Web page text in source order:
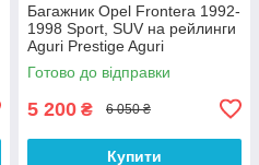
Багажник Opel Frontera 1992-
1998 Sport, SUV на рейлинги
Aguri Prestige Aguri
Готово до відправки
5 200 ₴ 6 050 ₴
Купити